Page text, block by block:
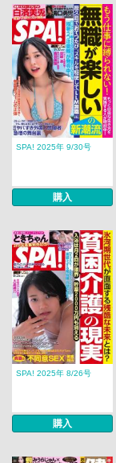
SPA! 2025年 9/30号
購入
SPA! 2025年 8/26号
購入